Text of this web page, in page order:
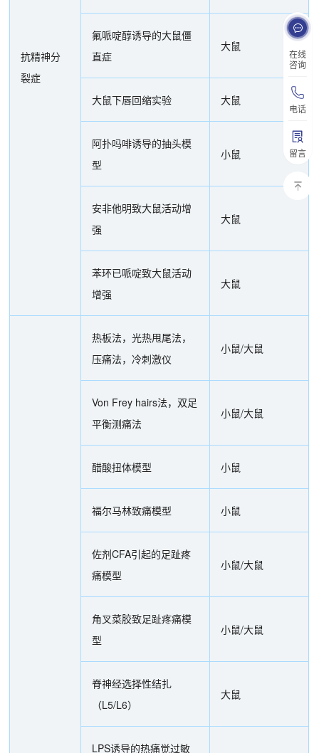
在线
咨询
电话
留言
抗精神分
裂症
氟哌啶醇诱导的大鼠僵
直症
大鼠
大鼠下唇回缩实验 大鼠
阿扑吗啡诱导的抽头模
型
小鼠
安非他明致大鼠活动增
强
大鼠
苯环已哌啶致大鼠活动
增强
大鼠
热板法，光热甩尾法，
压痛法，冷刺激仪
小鼠/大鼠
Von Frey hairs法，双足
平衡测痛法
小鼠/大鼠
醋酸扭体模型 小鼠
福尔马林致痛模型 小鼠
佐剂CFA引起的足趾疼
痛模型
小鼠/大鼠
角叉菜胶致足趾疼痛模
型
小鼠/大鼠
脊神经选择性结扎
（L5/L6）
大鼠
LPS诱导的热痛觉过敏